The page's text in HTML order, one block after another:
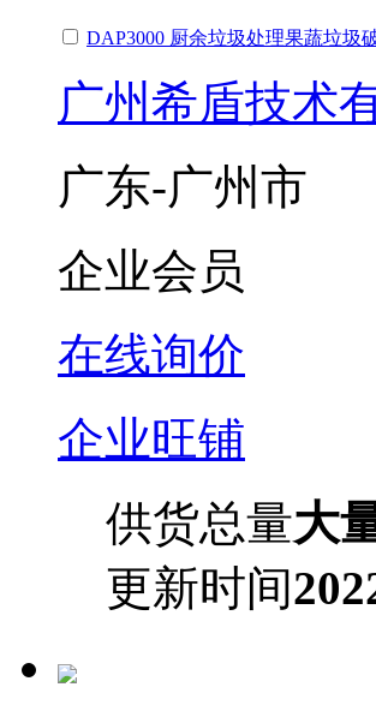
DAP3000 厨余垃圾处理果蔬垃圾
广州希盾技术
广东-广州市
企业会员
在线询价
企业旺铺
供货总量大
更新时间